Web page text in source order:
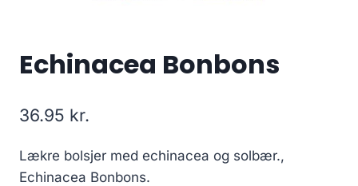
Echinacea Bonbons
36.95 kr.
Lækre bolsjer med echinacea og solbær.,
Echinacea Bonbons.